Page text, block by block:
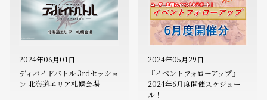
2024年06月01日
ディバイドバトル 3rdセッショ
ン 北海道エリア札幌会場
2024年05月29日
『イベントフォローアップ』
2024年6月度開催スケジュー
ル！